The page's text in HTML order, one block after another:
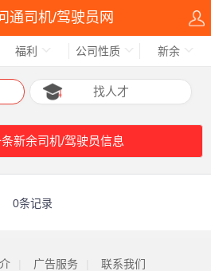
通司机/驾驶员网
福利 公司性质 新余
找人才
新余司机/驾驶员信息
0条记录
广告服务 联系我们